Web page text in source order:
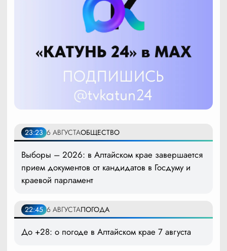
23:23 6 АВГУСТАОБЩЕСТВО
Выборы – 2026: в Алтайском крае завершается
прием документов от кандидатов в Госдуму и
краевой парламент
22:45 6 АВГУСТАПОГОДА
До +28: о погоде в Алтайском крае 7 августа